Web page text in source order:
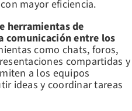
mayor eficiencia.
herramientas de
comunicación entre los
como chats, foros,
compartidas y
a los equipos
ideas y coordinar tareas